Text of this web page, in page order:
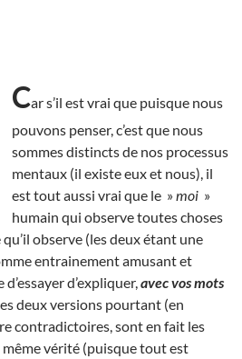
Car s’il est vrai que puisque nous
pouvons penser, c’est que nous
sommes distincts de nos processus
mentaux (il existe eux et nous), il
est tout aussi vrai que le »moi »
humain qui observe toutes choses
observe (les deux étant une
entrainement amusant et
d’expliquer, avec vos mots
deux versions pourtant (en
contradictoires, sont en fait les
même vérité (puisque tout est